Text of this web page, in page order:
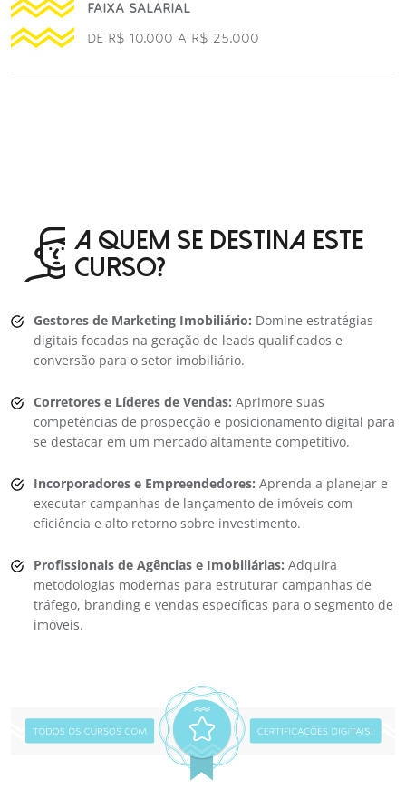
FAIXA SALARIAL
DE R$ 10.000 A R$ 25.000
A QUEM SE DESTINA ESTE
CURSO?
Gestores de Marketing Imobiliário: Domine estratégias
digitais focadas na geração de leads qualificados e
conversão para o setor imobiliário.
Corretores e Líderes de Vendas: Aprimore suas
competências de prospecção e posicionamento digital para
se destacar em um mercado altamente competitivo.
Incorporadores e Empreendedores: Aprenda a planejar e
executar campanhas de lançamento de imóveis com
eficiência e alto retorno sobre investimento.
Profissionais de Agências e Imobiliárias: Adquira
metodologias modernas para estruturar campanhas de
tráfego, branding e vendas específicas para o segmento de
imóveis.